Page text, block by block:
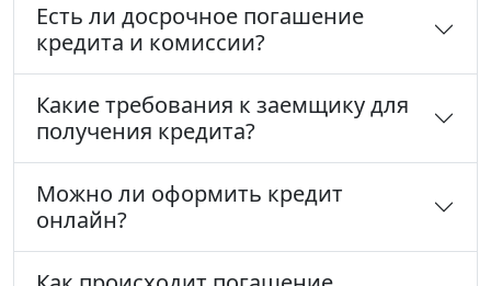
Есть ли досрочное погашение
кредита и комиссии?
Какие требования к заемщику для
получения кредита?
Можно ли оформить кредит
онлайн?